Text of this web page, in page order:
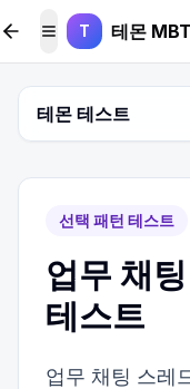
본문 바로가기
메뉴 토글
T 테몬
테몬 테스트
선택 패턴 테스트
업무 채
테스트
업무 채팅 스레